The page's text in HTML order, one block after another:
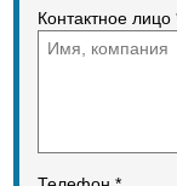
Контактное лицо